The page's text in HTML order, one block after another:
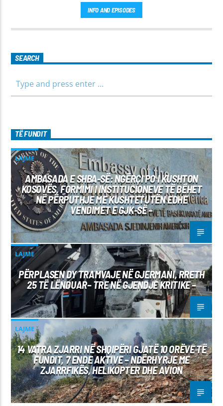
INFO AND EPISODES
SEARCH
TË FUNDIT
LAJME
AMBASADA E SHBA-SË: NGËRÇI PO I KUSHTON
KOSOVËS, FORMIMI I INSTITUCIONEVE TË BËHET
NË PËRPUTHJE ME KUSHTETUTËN EDHE
VENDIMET E GJK-SË –
LAJME
PËRPLASEN DY TRAMVAJE NË GJERMANI, RRETH
25 TË LËNDUAR– TRE NË GJENDJE KRITIKE –
LAJME
14 VATRA ZJARRI NË SHQIPËRI GJATË 10 ORËVE TË
FUNDIT, 7 ENDE AKTIVE – NDËRHYRJE ME
ZJARRFIKËS, HELIKOPTER DHE AVION